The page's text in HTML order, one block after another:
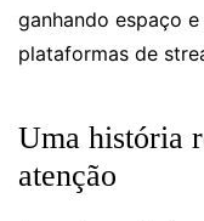
ganhando espaço
plataformas de
Uma história
atenção